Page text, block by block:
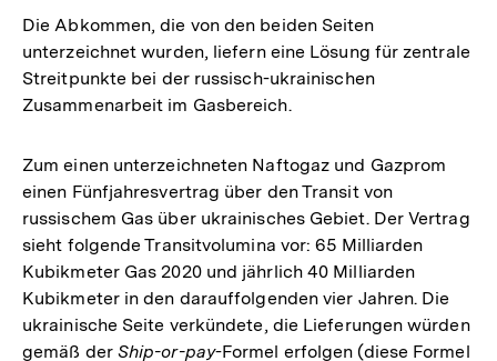
Die Abkommen, die von den beiden Seiten
unterzeichnet wurden, liefern eine Lösung für zentrale
Streitpunkte bei der russisch-ukrainischen
Zusammenarbeit im Gasbereich.
Zum einen unterzeichneten Naftogaz und Gazprom
einen Fünfjahresvertrag über den Transit von
russischem Gas über ukrainisches Gebiet. Der Vertrag
sieht folgende Transitvolumina vor: 65 Milliarden
Kubikmeter Gas 2020 und jährlich 40 Milliarden
Kubikmeter in den darauffolgenden vier Jahren. Die
ukrainische Seite verkündete, die Lieferungen würden
gemäß der Ship-or-pay-Formel erfolgen (diese Formel